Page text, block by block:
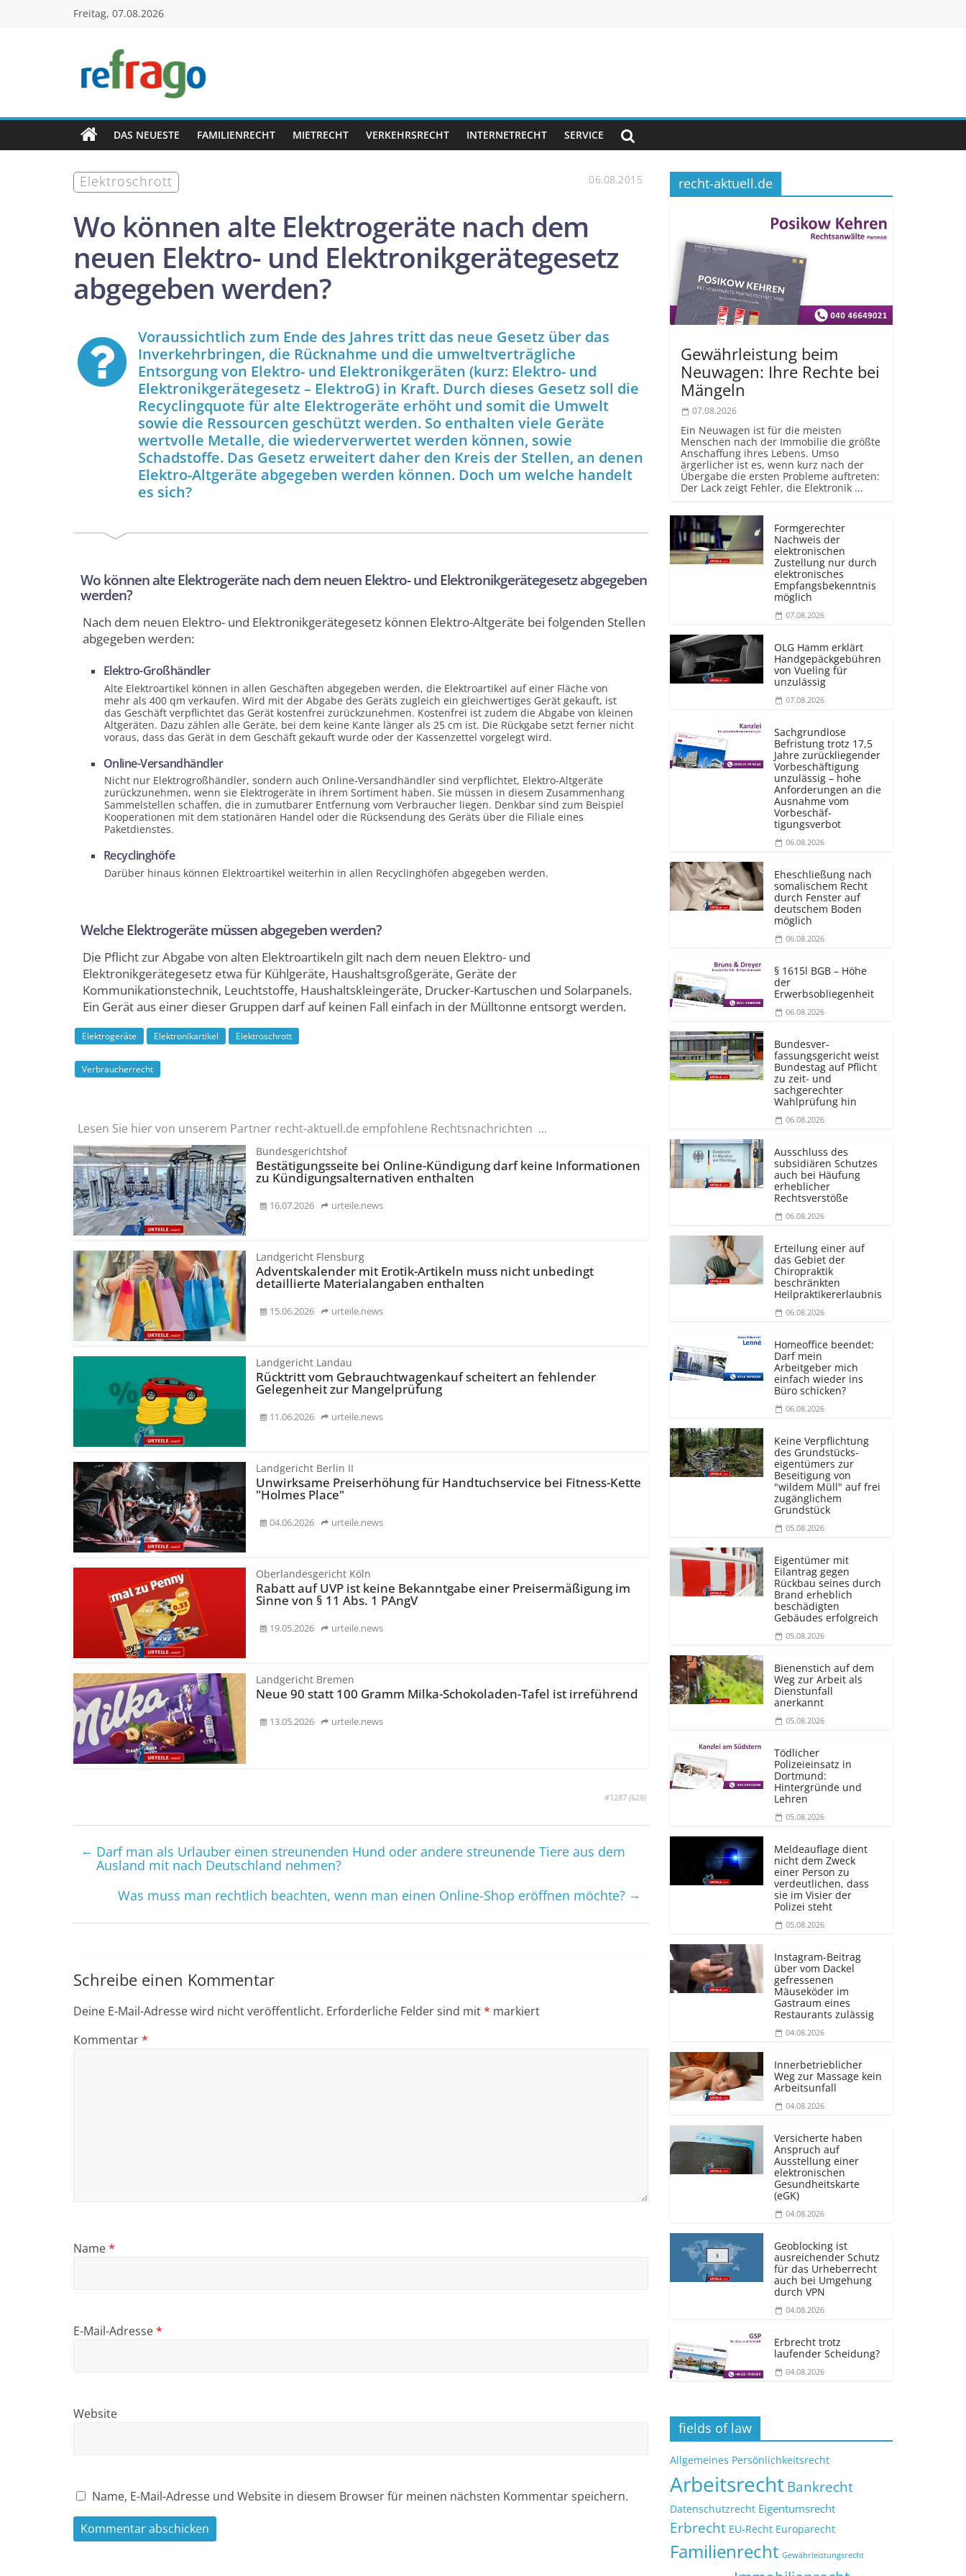
Freitag, 07.08.2026
refrago
Rechtsfragen
online
verständlich
erklärt
–
DAS NEUESTE FAMILIENRECHT MIETRECHT VERKEHRSRECHT INTERNETRECHT SERVICE
Elektroschrott 06.08.2015
Wo können alte Elektrogeräte nach dem
neuen Elektro- und Elektronikgerätegesetz
abgegeben werden?
Voraussichtlich zum Ende des Jahres tritt das neue Gesetz über das
Inverkehrbringen, die Rücknahme und die umweltverträgliche
Entsorgung von Elektro- und Elektronikgeräten (kurz: Elektro- und
Elektronikgerätegesetz – ElektroG) in Kraft. Durch dieses Gesetz soll die
Recyclingquote für alte Elektrogeräte erhöht und somit die Umwelt
sowie die Ressourcen geschützt werden. So enthalten viele Geräte
wertvolle Metalle, die wiederverwertet werden können, sowie
Schadstoffe. Das Gesetz erweitert daher den Kreis der Stellen, an denen
Elektro-Altgeräte abgegeben werden können. Doch um welche handelt
es sich?
Wo können alte Elektrogeräte nach dem neuen Elektro- und Elektronikgerätegesetz abgegeben
werden?
Nach dem neuen Elektro- und Elektronikgerätegesetz können Elektro-Altgeräte bei folgenden Stellen
abgegeben werden:
Elektro-Großhändler
Alte Elektroartikel können in allen Geschäften abgegeben werden, die Elektroartikel auf einer Fläche von
mehr als 400 qm verkaufen. Wird mit der Abgabe des Geräts zugleich ein gleichwertiges Gerät gekauft, ist
das Geschäft verpflichtet das Gerät kostenfrei zurückzunehmen. Kostenfrei ist zudem die Abgabe von kleinen
Altgeräten. Dazu zählen alle Geräte, bei dem keine Kante länger als 25 cm ist. Die Rückgabe setzt ferner nicht
voraus, dass das Gerät in dem Geschäft gekauft wurde oder der Kassenzettel vorgelegt wird.
Online-Versandhändler
Nicht nur Elektrogroßhändler, sondern auch Online-Versandhändler sind verpflichtet, Elektro-Altgeräte
zurückzunehmen, wenn sie Elektrogeräte in ihrem Sortiment haben. Sie müssen in diesem Zusammenhang
Sammelstellen schaffen, die in zumutbarer Entfernung vom Verbraucher liegen. Denkbar sind zum Beispiel
Kooperationen mit dem stationären Handel oder die Rücksendung des Geräts über die Filiale eines
Paketdienstes.
Recyclinghöfe
Darüber hinaus können Elektroartikel weiterhin in allen Recyclinghöfen abgegeben werden.
Welche Elektrogeräte müssen abgegeben werden?
Die Pflicht zur Abgabe von alten Elektroartikeln gilt nach dem neuen Elektro- und
Elektronikgerätegesetz etwa für Kühlgeräte, Haushaltsgroßgeräte, Geräte der
Kommunikationstechnik, Leuchtstoffe, Haushaltskleingeräte, Drucker-Kartuschen und Solarpanels.
Ein Gerät aus einer dieser Gruppen darf auf keinen Fall einfach in der Mülltonne entsorgt werden.
Elektrogeräte Elektronikartikel Elektroschrott
Verbraucherrecht
#1287 (628)
Lesen Sie hier von unserem Partner recht-aktuell.de empfohlene Rechtsnachrichten ...
Bundesgerichtshof
Bestätigungsseite bei Online-Kündigung darf keine Informationen
zu Kündigungsal­ternativen enthalten
16.07.2026 urteile.news
Landgericht Flensburg
Adventskalender mit Erotik-Artikeln muss nicht unbedingt
detaillierte Materialangaben enthalten
15.06.2026 urteile.news
Landgericht Landau
Rücktritt vom Gebrauchtwagenkauf scheitert an fehlender
Gelegenheit zur Mangelprüfung
11.06.2026 urteile.news
Landgericht Berlin II
Unwirksame Preiserhöhung für Handtuchservice bei Fitness-Kette
"Holmes Place"
04.06.2026 urteile.news
Oberlandesgericht Köln
Rabatt auf UVP ist keine Bekanntgabe einer Preisermäßigung im
Sinne von § 11 Abs. 1 PAngV
19.05.2026 urteile.news
Landgericht Bremen
Neue 90 statt 100 Gramm Milka-Schokoladen-Tafel ist irreführend
13.05.2026 urteile.news
← Darf man als Urlauber einen streunenden Hund oder andere streunende Tiere aus dem
Ausland mit nach Deutschland nehmen?
Was muss man rechtlich beachten, wenn man einen Online-Shop eröffnen möchte? →
Schreibe einen Kommentar
Deine E-Mail-Adresse wird nicht veröffentlicht. Erforderliche Felder sind mit* markiert
Kommentar*
Name*
E-Mail-Adresse*
Website
Name, E-Mail-Adresse und Website in diesem Browser für meinen nächsten Kommentar speichern.
recht-aktuell.de
Gewährleistung beim
Neuwagen: Ihre Rechte bei
Mängeln
07.08.2026
Ein Neuwagen ist für die meisten
Menschen nach der Immobilie die größte
Anschaffung ihres Lebens. Umso
ärgerlicher ist es, wenn kurz nach der
Übergabe die ersten Probleme auftreten:
Der Lack zeigt Fehler, die Elektronik ...
Formgerechter
Nachweis der
elektronischen
Zustellung nur durch
elektronisches
Empfangsbekenntnis
möglich
07.08.2026
OLG Hamm erklärt
Handgepäckgebühren
von Vueling für
unzulässig
07.08.2026
Sachgrundlose
Befristung trotz 17,5
Jahre zurückliegender
Vorbeschäftigung
unzulässig – hohe
Anforderungen an die
Ausnahme vom
Vorbeschäf­
tigungsverbot
06.08.2026
Eheschließung nach
somalischem Recht
durch Fenster auf
deutschem Boden
möglich
06.08.2026
§ 1615l BGB – Höhe
der
Erwerbsobliegenheit
06.08.2026
Bundesver­
fassungsgericht weist
Bundestag auf Pflicht
zu zeit- und
sachgerechter
Wahlprüfung hin
06.08.2026
Ausschluss des
subsidiären Schutzes
auch bei Häufung
erheblicher
Rechtsverstöße
06.08.2026
Erteilung einer auf
das Gebiet der
Chiropraktik
beschränkten
Heilprakti­kererlaubnis
06.08.2026
Homeoffice beendet:
Darf mein
Arbeitgeber mich
einfach wieder ins
Büro schicken?
06.08.2026
Keine Verpflichtung
des Grundstücks­
eigentümers zur
Beseitigung von
"wildem Müll" auf frei
zugänglichem
Grundstück
05.08.2026
Eigentümer mit
Eilantrag gegen
Rückbau seines durch
Brand erheblich
beschädigten
Gebäudes erfolgreich
05.08.2026
Bienenstich auf dem
Weg zur Arbeit als
Dienstunfall
anerkannt
05.08.2026
Tödlicher
Polizeieinsatz in
Dortmund:
Hintergründe und
Lehren
05.08.2026
Meldeauflage dient
nicht dem Zweck
einer Person zu
verdeutlichen, dass
sie im Visier der
Polizei steht
05.08.2026
Instagram-Beitrag
über vom Dackel
gefressenen
Mäuseköder im
Gastraum eines
Restaurants zulässig
04.08.2026
Innerbetrieblicher
Weg zur Massage kein
Arbeitsunfall
04.08.2026
Versicherte haben
Anspruch auf
Ausstellung einer
elektronischen
Gesundheitskarte
(eGK)
04.08.2026
Geoblocking ist
ausreichender Schutz
für das Urheberrecht
auch bei Umgehung
durch VPN
04.08.2026
Erbrecht trotz
laufender Scheidung?
04.08.2026
fields of law
Allgemeines Persönlichkeitsrecht
ArbeitsrechtBankrecht
Datenschutzrecht Eigentumsrecht
Erbrecht EU-Recht Europarecht
Familienrecht Gewährleistungsrecht